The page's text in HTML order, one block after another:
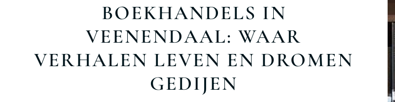
BOEKHANDELS IN
VEENENDAAL: WAAR
VERHALEN LEVEN EN DROMEN
GEDIJEN